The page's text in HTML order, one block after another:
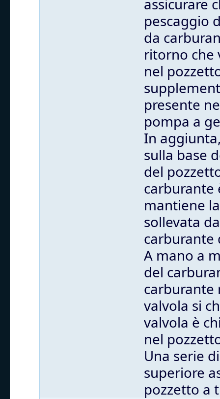
assicurare
pescaggio
da
ritorno che
nel
presente
pompa a
In
sulla base
del
carburante
mantiene
sollevata
carburante
A mano a
del
carburante
valvola si
valvola è
nel
Una serie
superiore
pozzetto a